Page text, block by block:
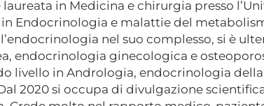
laureata in Medicina e chirurgia presso
Endocrinologia e malattie del
nel suo complesso, si è
endocrinologia ginecologica e
livello in Andrologia, endocrinologia
2020 si occupa di divulgazione